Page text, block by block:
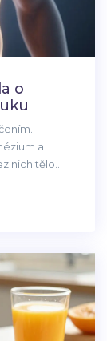
o
a
nich tělo